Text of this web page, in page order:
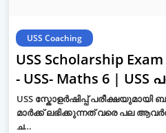
USS Coaching
USS Scholarship
- USS- Maths 6 | USS
USS സ്കോളർഷിപ്പ്
മാർക്ക് ലഭിക്കുന്നത് വരെ പല
ച…